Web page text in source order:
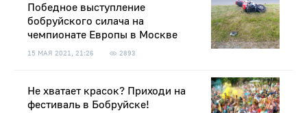
Победное выступление
бобруйского силача на
чемпионате Европы в Москве
15 МАЯ 2021, 21:26 2893
Не хватает красок? Приходи на
фестиваль в Бобруйске!